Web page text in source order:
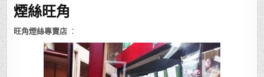
煙絲旺角
旺角煙絲專賣店 ：